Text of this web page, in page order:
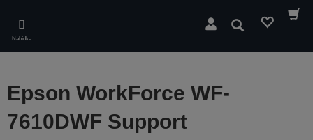
main
content
Nabídka
Hledat
Epson WorkForce WF-
7610DWF Support